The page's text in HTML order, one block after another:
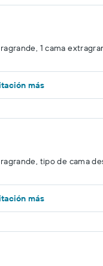
1 cama
más
tipo de cama
más